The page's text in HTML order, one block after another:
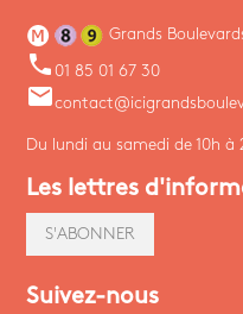
Grands
phone 01 85 01 67 30
email
Du lundi au samedi de 10h à
Les lettres
S'ABONNER
Suivez-nous